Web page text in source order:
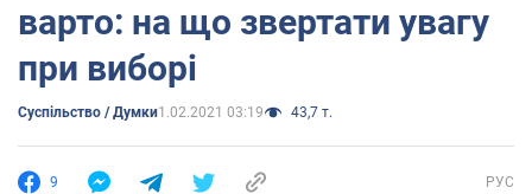
варто: на що звертати увагу
при виборі
Суспільство / Думки1.02.2021 03:19 43,7 т.
9 РУС